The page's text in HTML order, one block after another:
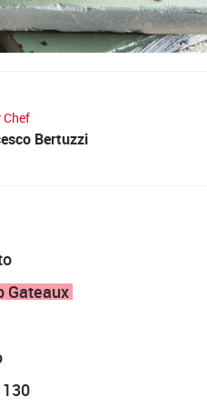
Chef
Bertuzzi
Gateaux